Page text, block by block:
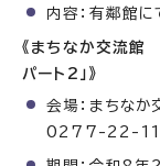
内容：有鄰館
《まちなか交流
パート2」》
会場：まちな
0277-22-